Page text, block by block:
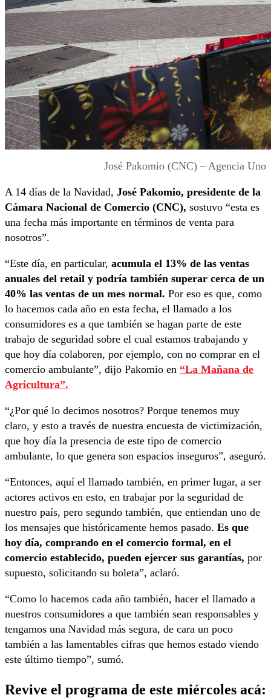
José Pakomio (CNC) – Agencia Uno
A 14 días de la Navidad, José Pakomio, presidente de la
Cámara Nacional de Comercio (CNC), sostuvo “esta es
una fecha más importante en términos de venta para
nosotros”.
“Este día, en particular, acumula el 13% de las ventas
anuales del retail y podría también superar cerca de un
40% las ventas de un mes normal. Por eso es que, como
lo hacemos cada año en esta fecha, el llamado a los
consumidores es a que también se hagan parte de este
trabajo de seguridad sobre el cual estamos trabajando y
que hoy día colaboren, por ejemplo, con no comprar en el
comercio ambulante”, dijo Pakomio en “La Mañana de
Agricultura”.
“¿Por qué lo decimos nosotros? Porque tenemos muy
claro, y esto a través de nuestra encuesta de victimización,
que hoy día la presencia de este tipo de comercio
ambulante, lo que genera son espacios inseguros”, aseguró.
“Entonces, aquí el llamado también, en primer lugar, a ser
actores activos en esto, en trabajar por la seguridad de
nuestro país, pero segundo también, que entiendan uno de
los mensajes que históricamente hemos pasado. Es que
hoy día, comprando en el comercio formal, en el
comercio establecido, pueden ejercer sus garantías, por
supuesto, solicitando su boleta”, aclaró.
“Como lo hacemos cada año también, hacer el llamado a
nuestros consumidores a que también sean responsables y
tengamos una Navidad más segura, de cara un poco
también a las lamentables cifras que hemos estado viendo
este último tiempo”, sumó.
Revive el programa de este miércoles acá: